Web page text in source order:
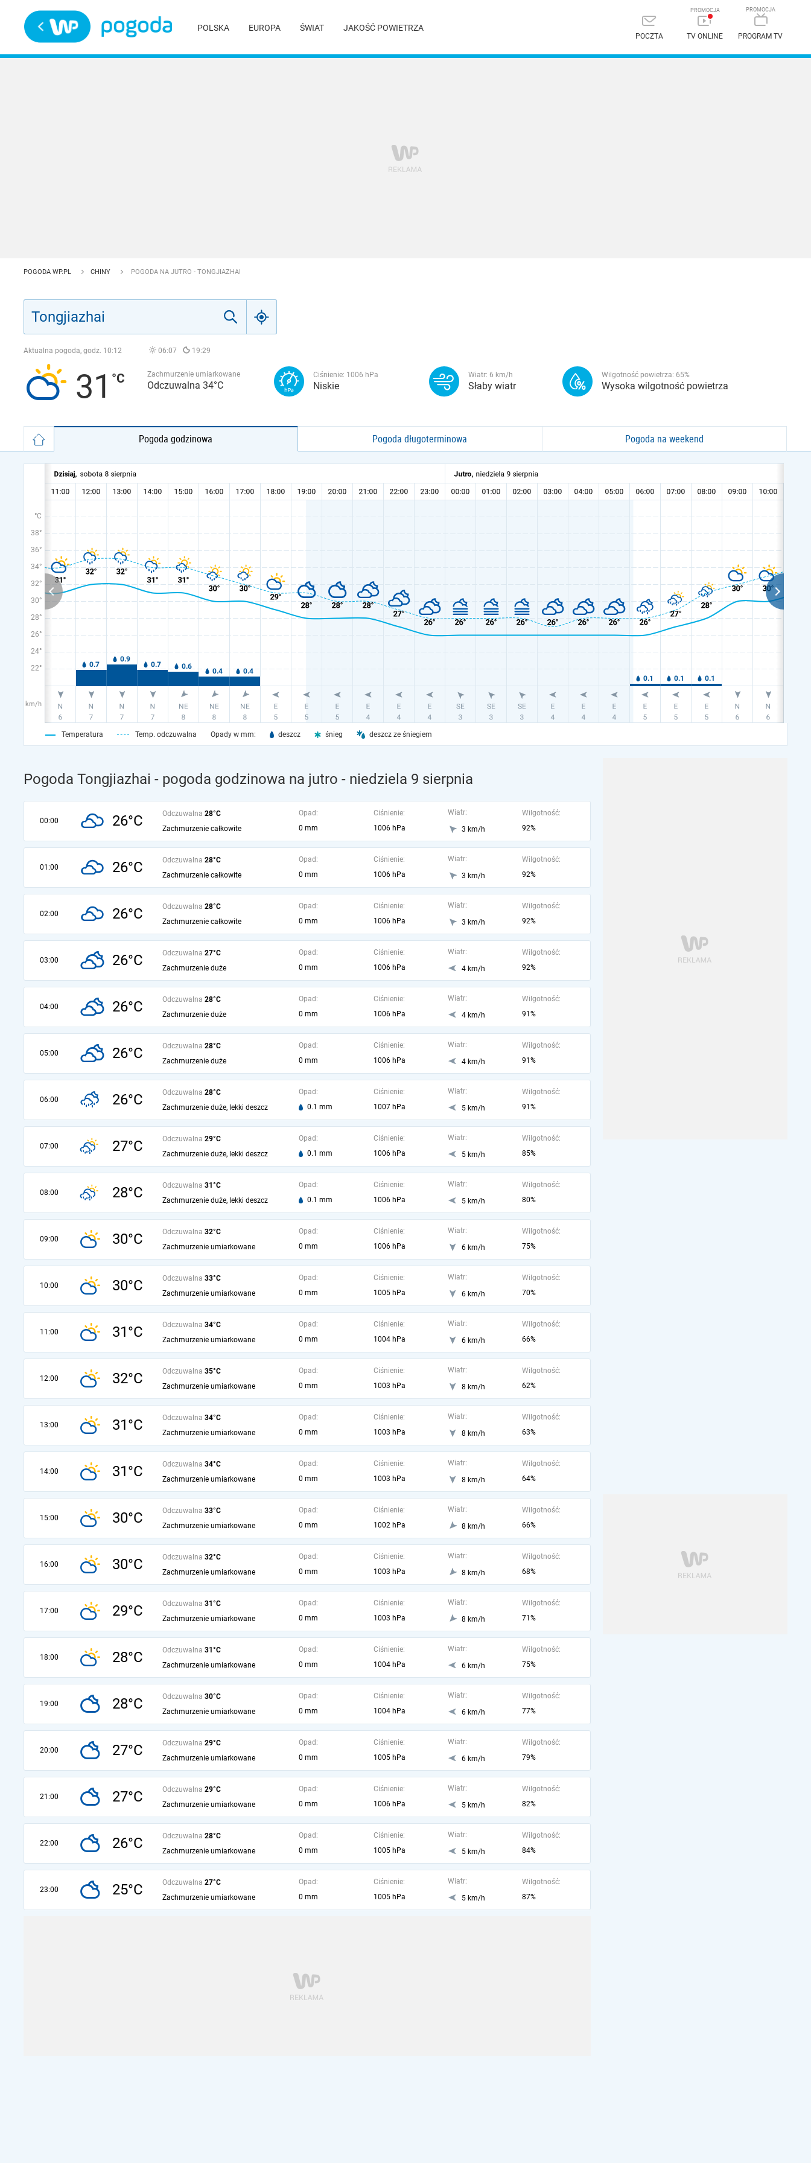
POLSKA EUROPA ŚWIAT JAKOŚĆ POWIETRZA
POCZTA TV ONLINE PROGRAM TV
POGODA WP.PL CHINY POGODA NA JUTRO - TONGJIAZHAI
Aktualna pogoda, godz. 10:12 06:07 19:29
31 Zachmurzenie umiarkowane
Odczuwalna 34°C
Ciśnienie: 1006 hPa
Niskie
Wiatr: 6 km/h
Słaby wiatr
Wilgotność powietrza: 65%
Wysoka wilgotność powietrza
Pogoda godzinowa Pogoda długoterminowa Pogoda na weekend
°C
38°
36°
34°
32°
30°
28°
26°
24°
22°
km/h
Temperatura Temp. odczuwalna Opady w mm: deszcz śnieg deszcz ze śniegiem
Pogoda Tongjiazhai - pogoda godzinowa na jutro - niedziela 9 sierpnia
00:00 26°C Odczuwalna 28°C
Zachmurzenie całkowite
Opad:
0 mm
Ciśnienie:
1006 hPa
Wiatr:
3 km/h
Wilgotność:
92%
01:00 26°C Odczuwalna 28°C
Zachmurzenie całkowite
Opad:
0 mm
Ciśnienie:
1006 hPa
Wiatr:
3 km/h
Wilgotność:
92%
02:00 26°C Odczuwalna 28°C
Zachmurzenie całkowite
Opad:
0 mm
Ciśnienie:
1006 hPa
Wiatr:
3 km/h
Wilgotność:
92%
03:00 26°C Odczuwalna 27°C
Zachmurzenie duże
Opad:
0 mm
Ciśnienie:
1006 hPa
Wiatr:
4 km/h
Wilgotność:
92%
04:00 26°C Odczuwalna 28°C
Zachmurzenie duże
Opad:
0 mm
Ciśnienie:
1006 hPa
Wiatr:
4 km/h
Wilgotność:
91%
05:00 26°C Odczuwalna 28°C
Zachmurzenie duże
Opad:
0 mm
Ciśnienie:
1006 hPa
Wiatr:
4 km/h
Wilgotność:
91%
06:00 26°C Odczuwalna 28°C
Zachmurzenie duże, lekki deszcz
Opad:
0.1 mm
Ciśnienie:
1007 hPa
Wiatr:
5 km/h
Wilgotność:
91%
07:00 27°C Odczuwalna 29°C
Zachmurzenie duże, lekki deszcz
Opad:
0.1 mm
Ciśnienie:
1006 hPa
Wiatr:
5 km/h
Wilgotność:
85%
08:00 28°C Odczuwalna 31°C
Zachmurzenie duże, lekki deszcz
Opad:
0.1 mm
Ciśnienie:
1006 hPa
Wiatr:
5 km/h
Wilgotność:
80%
09:00 30°C Odczuwalna 32°C
Zachmurzenie umiarkowane
Opad:
0 mm
Ciśnienie:
1006 hPa
Wiatr:
6 km/h
Wilgotność:
75%
10:00 30°C Odczuwalna 33°C
Zachmurzenie umiarkowane
Opad:
0 mm
Ciśnienie:
1005 hPa
Wiatr:
6 km/h
Wilgotność:
70%
11:00 31°C Odczuwalna 34°C
Zachmurzenie umiarkowane
Opad:
0 mm
Ciśnienie:
1004 hPa
Wiatr:
6 km/h
Wilgotność:
66%
12:00 32°C Odczuwalna 35°C
Zachmurzenie umiarkowane
Opad:
0 mm
Ciśnienie:
1003 hPa
Wiatr:
8 km/h
Wilgotność:
62%
13:00 31°C Odczuwalna 34°C
Zachmurzenie umiarkowane
Opad:
0 mm
Ciśnienie:
1003 hPa
Wiatr:
8 km/h
Wilgotność:
63%
14:00 31°C Odczuwalna 34°C
Zachmurzenie umiarkowane
Opad:
0 mm
Ciśnienie:
1003 hPa
Wiatr:
8 km/h
Wilgotność:
64%
15:00 30°C Odczuwalna 33°C
Zachmurzenie umiarkowane
Opad:
0 mm
Ciśnienie:
1002 hPa
Wiatr:
8 km/h
Wilgotność:
66%
16:00 30°C Odczuwalna 32°C
Zachmurzenie umiarkowane
Opad:
0 mm
Ciśnienie:
1003 hPa
Wiatr:
8 km/h
Wilgotność:
68%
17:00 29°C Odczuwalna 31°C
Zachmurzenie umiarkowane
Opad:
0 mm
Ciśnienie:
1003 hPa
Wiatr:
8 km/h
Wilgotność:
71%
18:00 28°C Odczuwalna 31°C
Zachmurzenie umiarkowane
Opad:
0 mm
Ciśnienie:
1004 hPa
Wiatr:
6 km/h
Wilgotność:
75%
19:00 28°C Odczuwalna 30°C
Zachmurzenie umiarkowane
Opad:
0 mm
Ciśnienie:
1004 hPa
Wiatr:
6 km/h
Wilgotność:
77%
20:00 27°C Odczuwalna 29°C
Zachmurzenie umiarkowane
Opad:
0 mm
Ciśnienie:
1005 hPa
Wiatr:
6 km/h
Wilgotność:
79%
21:00 27°C Odczuwalna 29°C
Zachmurzenie umiarkowane
Opad:
0 mm
Ciśnienie:
1006 hPa
Wiatr:
5 km/h
Wilgotność:
82%
22:00 26°C Odczuwalna 28°C
Zachmurzenie umiarkowane
Opad:
0 mm
Ciśnienie:
1005 hPa
Wiatr:
5 km/h
Wilgotność:
84%
23:00 25°C Odczuwalna 27°C
Zachmurzenie umiarkowane
Opad:
0 mm
Ciśnienie:
1005 hPa
Wiatr:
5 km/h
Wilgotność:
87%